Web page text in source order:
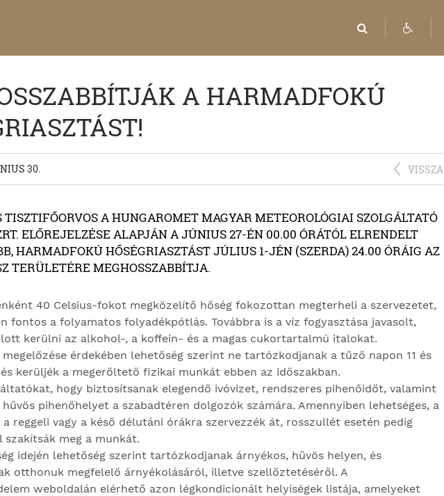
A HARMADFOKÚ
30. VISSZA
TISZTIFŐORVOS A HUNGAROMET MAGYAR METEOROLÓGIAI SZOLGÁLTATÓ
ELŐREJELZÉSE ALAPJÁN A JÚNIUS 27-ÉN 00.00 ÓRÁTÓL ELRENDELT
HARMADFOKÚ HŐSÉGRIASZTÁST JÚLIUS 1-JÉN (SZERDA) 24.00 ÓRÁIG AZ
TERÜLETÉRE MEGHOSSZABBÍTJA.
40 Celsius-fokot megközelítő hőség fokozottan megterheli a szervezetet,
fontos a folyamatos folyadékpótlás. Továbbra is a víz fogyasztása javasolt,
kerülni az alkohol-, a koffein- és a magas cukortartalmú italokat.
érdekében lehetőség szerint ne tartózkodjanak a tűző napon 11 és
kerüljék a megerőltető fizikai munkát ebben az időszakban.
hogy biztosítsanak elegendő ivóvizet, rendszeres pihenőidőt, valamint
hűvös pihenőhelyet a szabadtéren dolgozók számára. Amennyiben lehetséges, a
a reggeli vagy a késő délutáni órákra szervezzék át, rosszullét esetén pedig
szakítsák meg a munkát.
idején lehetőség szerint tartózkodjanak árnyékos, hűvös helyen, és
otthonuk megfelelő árnyékolásáról, illetve szellőztetéséről. A
weboldalán elérhető azon légkondicionált helyiségek listája, amelyeket